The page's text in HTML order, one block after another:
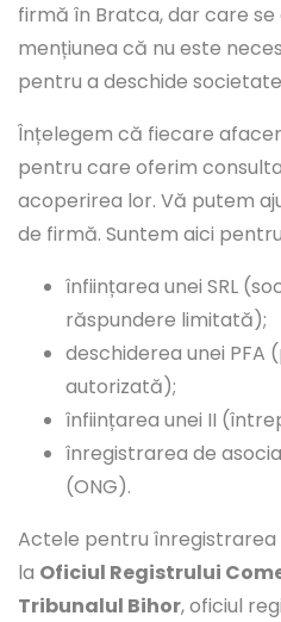
firmă în Bratca, dar care
mențiunea că nu este
pentru a deschide
Înțelegem că fiecare
pentru care oferim
acoperirea lor. Vă putem
de firmă. Suntem aici
înființarea unei SRL
răspundere limitată);
deschiderea unei PFA
autorizată);
înființarea unei II
înregistrarea de
(ONG).
Actele pentru înregistrarea
la Oficiul Registrului
Tribunalul Bihor, oficiul